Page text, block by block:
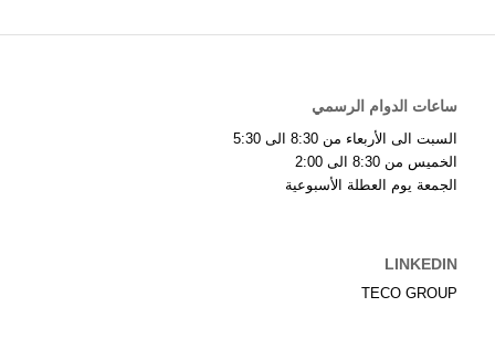
ساعات الدوام الرسمي
السبت الى الأربعاء من 8:30 الى 5:30
الخميس من 8:30 الى 2:00
الجمعة يوم العطلة الأسبوعية
LINKEDIN
TECO GROUP